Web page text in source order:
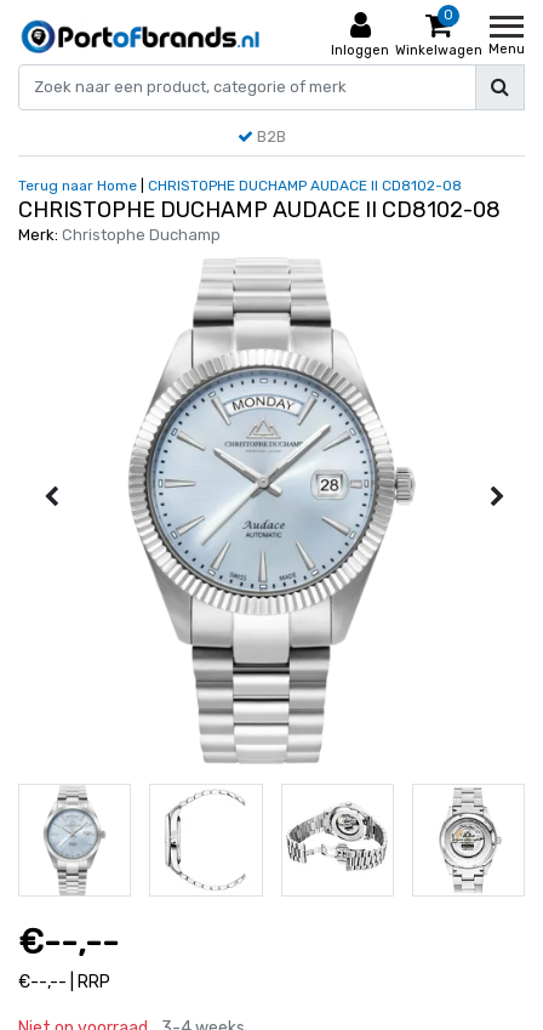
Inloggen
0
Winkelwagen Menu
B2B
Terug naar Home CHRISTOPHE DUCHAMP AUDACE II CD8102-08
CHRISTOPHE DUCHAMP AUDACE II CD8102-08
Merk: Christophe Duchamp
€--,--
€--,-- | RRP